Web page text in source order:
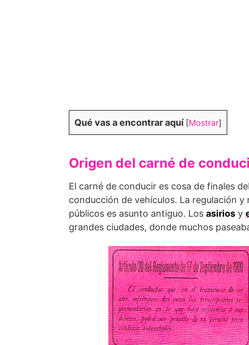
Qué vas a encontrar aquí [Mostrar]
Origen del carné de
El carné de conducir es cosa de finales
conducción de vehículos. La regulación
públicos es asunto antiguo. Los asirios y
grandes ciudades, donde muchos